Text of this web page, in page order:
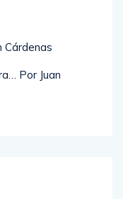
Cárdenas
Por Juan